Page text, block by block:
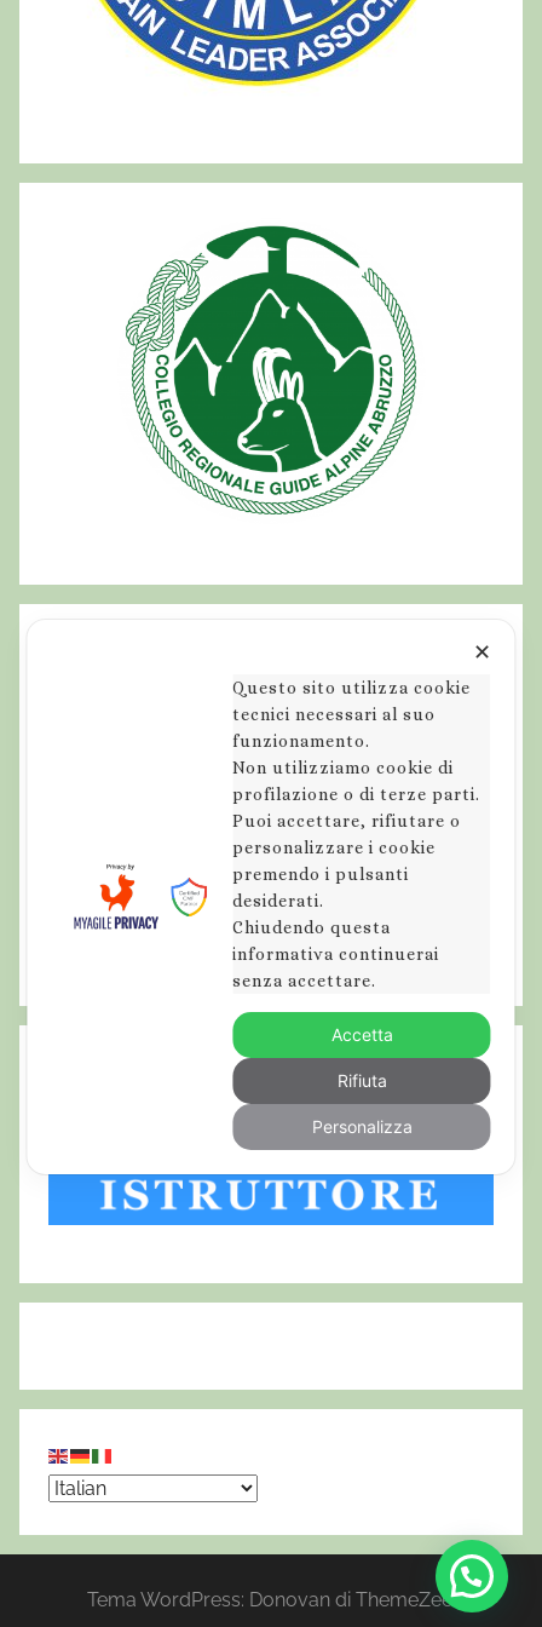
Tema WordPress: Donovan di ThemeZee.
✕
Questo sito utilizza cookie
tecnici necessari al suo
funzionamento.
Non utilizziamo cookie di
profilazione o di terze parti.
Puoi accettare, rifiutare o
personalizzare i cookie
premendo i pulsanti
desiderati.
Chiudendo questa
informativa continuerai
senza accettare.
Accetta
Rifiuta
Personalizza